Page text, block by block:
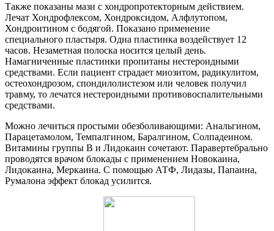
Также показаны мази с хондропротекторным действием.
Лечат Хондрофлексом, Хондроксидом, Алфлутопом,
Хондроитином с бодягой. Показано применение
специального пластыря. Одна пластинка воздействует 12
часов. Незаметная полоска носится целый день.
Намагниченные пластинки пропитаны нестероидными
средствами. Если пациент страдает миозитом, радикулитом,
остеохондрозом, спондилолистезом или человек получил
травму, то лечатся нестероидными противовоспалительными
средствами.
Можно лечиться простыми обезболивающими: Анальгином,
Парацетамолом, Темпалгином, Баралгином, Солпадеином.
Витамины группы В и Лидокаин сочетают. Паравертебрально
проводятся врачом блокады с применением Новокаина,
Лидокаина, Меркаина. С помощью АТФ, Лидазы, Папаина,
Румалона эффект блокад усилится.